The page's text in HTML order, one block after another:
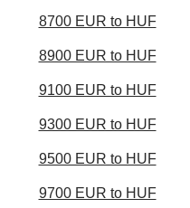
8700 EUR to HUF
8900 EUR to HUF
9100 EUR to HUF
9300 EUR to HUF
9500 EUR to HUF
9700 EUR to HUF